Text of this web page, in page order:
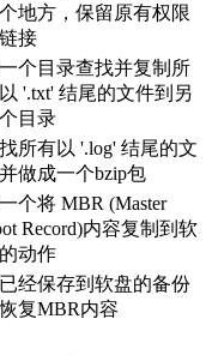
地方，保留原有权限
接
个目录查找并复制所
'.txt' 结尾的文件到另
目录
所有以 '.log' 结尾的文
做成一个bzip包
个将 MBR (Master
Record)内容复制到软
动作
经保存到软盘的备份
复MBR内容